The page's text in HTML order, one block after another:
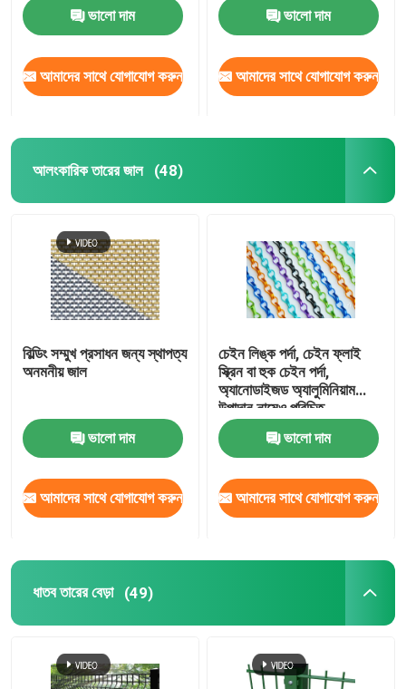
ভালো দাম
আমাদের সাথে যোগাযোগ করুন
ভালো দাম
আমাদের সাথে যোগাযোগ করুন
আলংকারিক তারের জাল (48)
বিল্ডিং সম্মুখ প্রসাধন জন্য স্থাপত্য
অনমনীয় জাল
ভালো দাম
আমাদের সাথে যোগাযোগ করুন
চেইন লিঙ্ক পর্দা, চেইন ফ্লাই
স্ক্রিন বা হুক চেইন পর্দা,
অ্যানোডাইজড অ্যালুমিনিয়াম
উপাদান নামেও পরিচিত
ভালো দাম
আমাদের সাথে যোগাযোগ করুন
ধাতব তারের বেড়া (49)